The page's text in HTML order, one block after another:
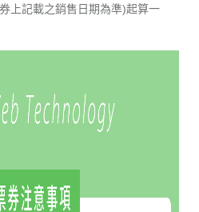
上記載之銷售日期為準)起算一